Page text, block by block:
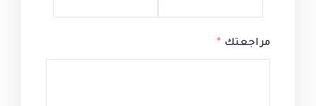
مراجعتك *